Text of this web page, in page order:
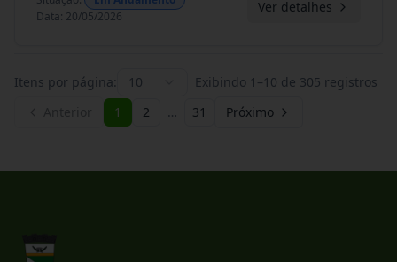
Data: 20/05/2026
Ver detalhes
Itens por página: 10 Exibindo 1 –10 de 305 registros
1 2 … 31 Próximo